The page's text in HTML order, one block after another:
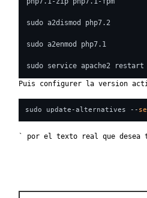
sudo a2dismod php7.2
sudo a2enmod php7.1
sudo service apache2 restart
Puis configurer la version
sudo update-alternatives --
` por el texto real que desea